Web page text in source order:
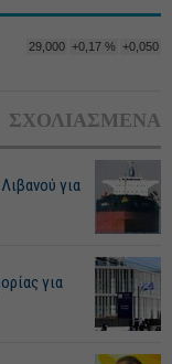
29,000 +0,17 % +0,050
ΣΧΟΛΙΑΣΜΕΝΑ
για
για